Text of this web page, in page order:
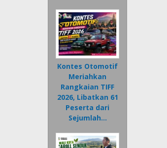
Kontes Otomotif
Meriahkan
Rangkaian TIFF
2026, Libatkan 61
Peserta dari
Sejumlah…